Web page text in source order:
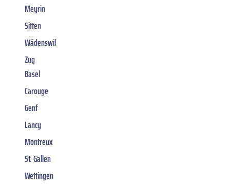
Meyrin
Sitten
Wädenswil
Zug
Basel
Carouge
Genf
Lancy
Montreux
St. Gallen
Wettingen